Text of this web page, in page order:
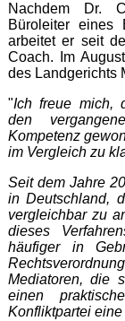
Nachdem Dr.
Büroleiter eines
arbeitet er seit
Coach. Im
des Landgerichts
"Ich freue mich,
den
Kompetenz
im Vergleich zu
Seit dem Jahre
in Deutschland,
vergleichbar zu
dieses
häufiger in
Mediatoren, die
einen
Konfliktpartei